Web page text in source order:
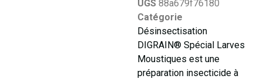
UGS 88a679f76180
Catégorie
Désinsectisation
DIGRAIN® Spécial Larves
Moustiques est une
préparation insecticide à